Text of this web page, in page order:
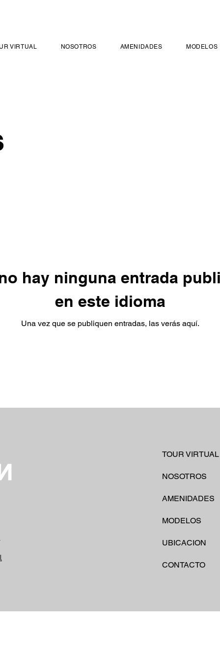
VIRTUAL NOSOTROS AMENIDADES MODELOS
hay ninguna entrada
en este idioma
Una vez que se publiquen entradas, las verás aquí.
TOUR VIRTUAL
NOSOTROS
AMENIDADES
MODELOS
UBICACION
CONTACTO